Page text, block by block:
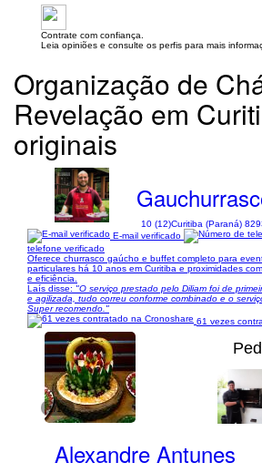
Contrate com confiança.
Leia opiniões e consulte os perfis para mais
Organização de
Revelação em
originais
10 (12)Curitiba (Paraná)
E-mail verificado
telefone verificado
Oferece churrasco gaúcho e buffet completo para
particulares há 10 anos em Curitiba e proximidades
e eficiência.
Laís disse: "O serviço prestado pelo Diliam foi de
e agilizada, tudo correu conforme combinado e o
Super recomendo."
61 vezes
1/17
Alexandre Antunes